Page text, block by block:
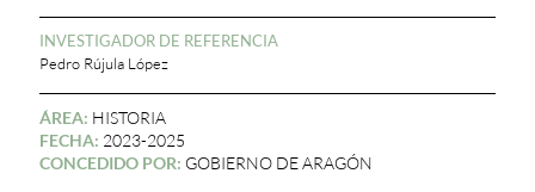
INVESTIGADOR DE REFERENCIA
Pedro Rújula López
ÁREA: HISTORIA
FECHA: 2023-2025
CONCEDIDO POR: GOBIERNO DE ARAGÓN